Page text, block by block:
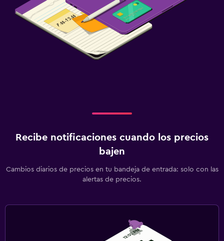
Recibe notificaciones cuando los precios
bajen
Cambios diarios de precios en tu bandeja de entrada: solo con las
alertas de precios.